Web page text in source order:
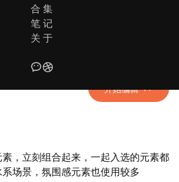
合 集
笔 记
关 于
开始编辑
，立刻组合起来，一起入选的元素都
场景，氛围感元素也使用较多